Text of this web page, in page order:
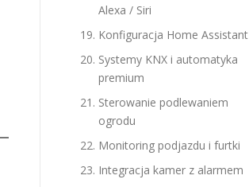
Alexa / Siri
Konfiguracja Home Assistant
Systemy KNX i automatyka
premium
Sterowanie podlewaniem
ogrodu
Monitoring podjazdu i furtki
Integracja kamer z alarmem